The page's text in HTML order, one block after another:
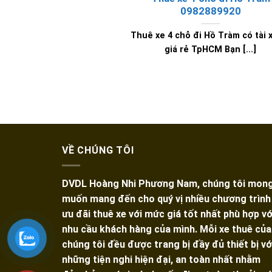
0982889920
Thuê xe 4 chỗ đi Hồ Tràm có tài
giá rẻ TpHCM Bạn [...]
VỀ CHÚNG TÔI
DVDL Hoàng Nhi Phương Nam, chúng tôi
muốn mang đến cho quý vị nhiều chương trình
ưu đãi thuê xe với mức giá tốt nhất phù hợp
nhu cầu khách hàng của mình. Mỗi xe thuê của
chúng tôi đều được trang bị đầy đủ thiết bị
những tiện nghi hiện đại, an toàn nhất nhằm